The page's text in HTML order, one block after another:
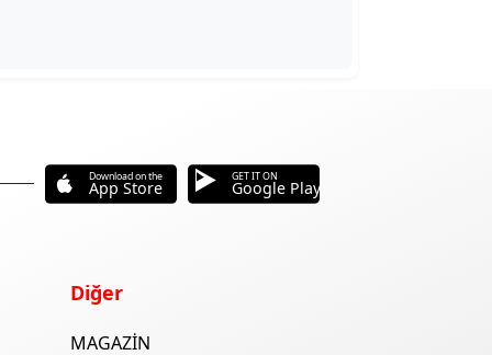
Download on the
App Store
GET IT ON
Google Play
Diğer
MAGAZİN